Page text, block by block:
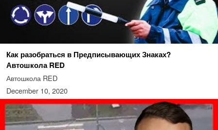
Как разобраться в Предписывающих Знаках?
Автошкола RED
Автошкола RED
December 10, 2020